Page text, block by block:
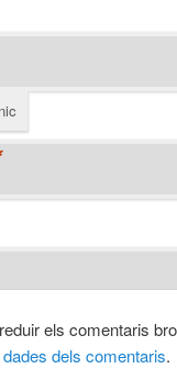
els comentaris
dels comentaris.